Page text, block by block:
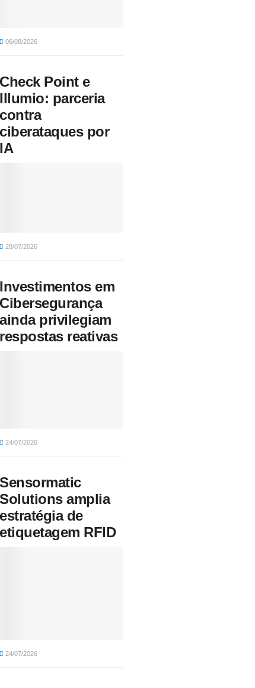
06/08/2026
Check Point e
Illumio: parceria
contra
ciberataques por
IA
28/07/2026
Investimentos em
Cibersegurança
ainda privilegiam
respostas reativas
24/07/2026
Sensormatic
Solutions amplia
estratégia de
etiquetagem RFID
24/07/2026